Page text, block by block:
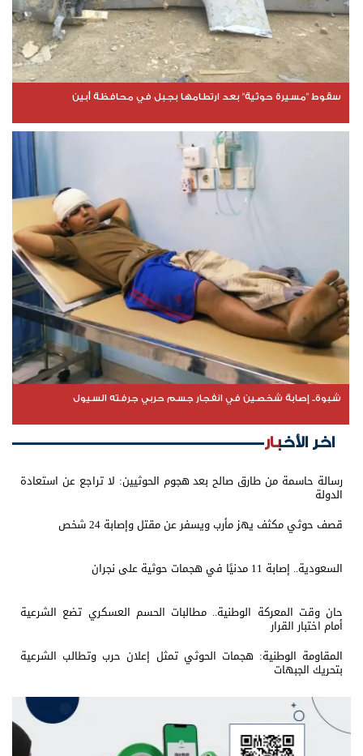
سقوط "مسيرة حوثية" بعد ارتطامها بجبل في محافظة أبين
شبوة.. إصابة شخصين في انفجار جسم حربي جرفته السيول
اخر الأخبار
رسالة حاسمة من طارق صالح بعد هجوم الحوثيين: لا تراجع عن استعادة
الدولة
قصف حوثي مكثف يهز مأرب ويسفر عن مقتل وإصابة 24 شخص
السعودية.. إصابة 11 مدنيًا في هجمات حوثية على نجران
حان وقت المعركة الوطنية.. مطالبات الحسم العسكري تضع الشرعية
أمام اختبار القرار
المقاومة الوطنية: هجمات الحوثي تمثل إعلان حرب وتطالب الشرعية
بتحريك الجبهات